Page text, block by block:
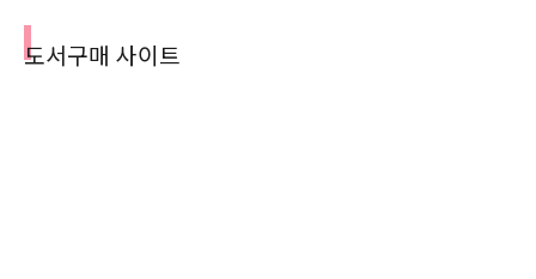
도서구매 사이트